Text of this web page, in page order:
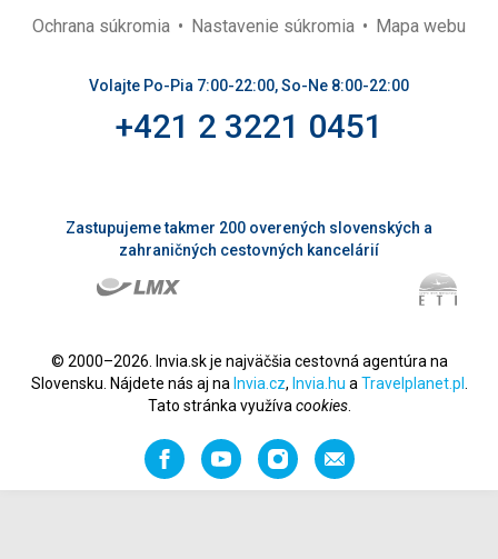
Ochrana súkromia Nastavenie súkromia Mapa webu
Volajte Po-Pia 7:00-22:00, So-Ne 8:00-22:00
+421 2 3221 0451
Zastupujeme takmer 200 overených slovenských a
zahraničných cestovných kancelárií
© 2000–2026. Invia.sk je najväčšia cestovná agentúra na
Slovensku. Nájdete nás aj na Invia.cz, Invia.hu a Travelplanet.pl
Tato stránka využíva cookies.
FacebookYouTubeInstagramOdporučiť